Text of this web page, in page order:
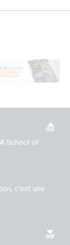
oir
School of
c'est une
oir